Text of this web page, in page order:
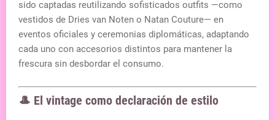
sido captadas reutilizando sofisticados outfits —como
vestidos de Dries van Noten o Natan Couture— en
eventos oficiales y ceremonias diplomáticas, adaptando
cada uno con accesorios distintos para mantener la
frescura sin desbordar el consumo.
🎩 El vintage como declaración de estilo